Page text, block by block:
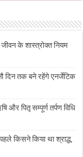
के शास्त्रोक्त नियम
दिन तक बने रहेंगे एनर्जेटिक
और पितृ सम्पूर्ण तर्पण विधि
किसने किया था श्राद्ध,